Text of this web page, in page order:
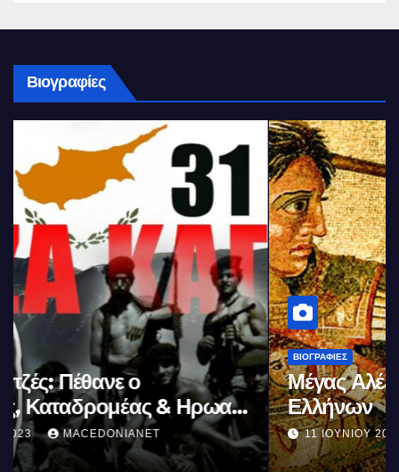
Βιογραφίες
ΒΙΟΓΡΑΦΊΕΣ
Μέγας Αλέξανδρος: Ο μέγιστος των
Ελλήνων
11 ΙΟΥΝΊΟΥ 2023 MACEDONIANET